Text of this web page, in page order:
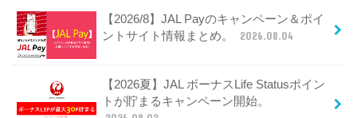
【2026/8】JAL Payのキャンペーン＆ポイ
ントサイト情報まとめ。
2026.08.04
【2026夏】JAL ボーナスLife Statusポイン
トが貯まるキャンペーン開始。